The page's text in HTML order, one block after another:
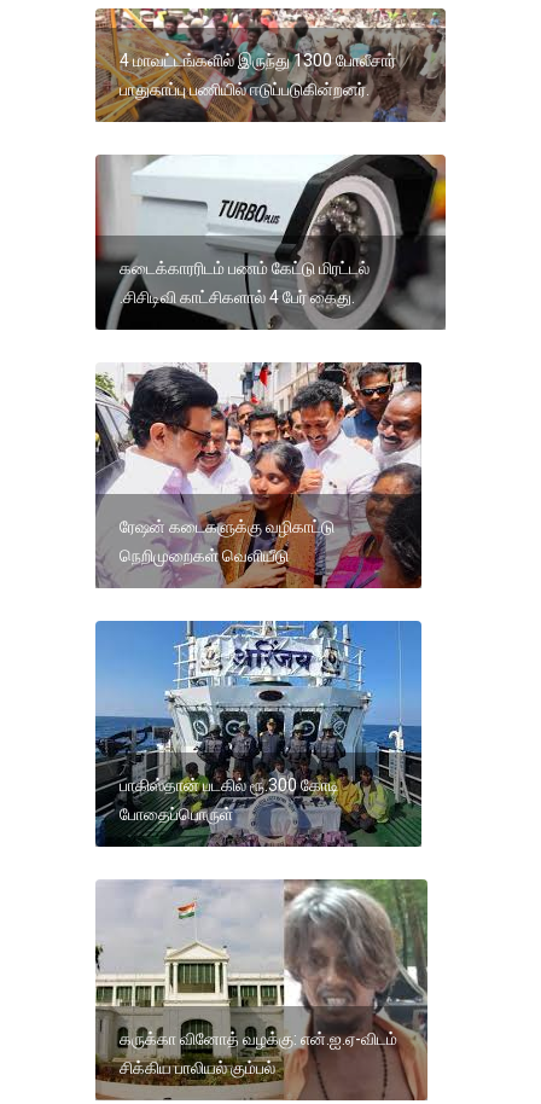
4 மாவட்டங்களில் இருந்து 1300 போலீசார்
பாதுகாப்பு பணியில் ஈடுப்படுகின்றனர்.
கடைக்காரரிடம் பணம் கேட்டு மிரட்டல்
.சிசிடிவி காட்சிகளால் 4 பேர் கைது.
ரேஷன் கடைகளுக்கு வழிகாட்டு
நெறிமுறைகள் வெளியீடு
பாகிஸ்தான் படகில் ரூ.300 கோடி
போதைப்பொருள்
கருக்கா வினோத் வழக்கு: என்.ஐ.ஏ-விடம்
சிக்கிய பாலியல் கும்பல்